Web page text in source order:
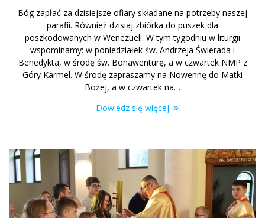
Bóg zapłać za dzisiejsze ofiary składane na potrzeby naszej
parafii. Również dzisiaj zbiórka do puszek dla
poszkodowanych w Wenezueli. W tym tygodniu w liturgii
wspominamy: w poniedziałek św. Andrzeja Świerada i
Benedykta, w środę św. Bonawenturę, a w czwartek NMP z
Góry Karmel. W środę zapraszamy na Nowennę do Matki
Bożej, a w czwartek na…
Dowiedz się więcej